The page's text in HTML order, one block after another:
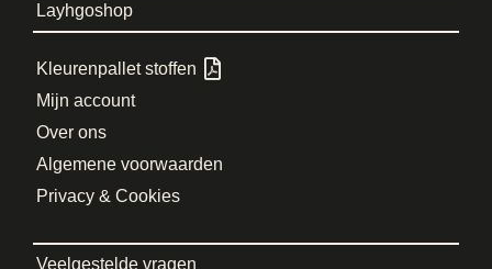
Layhgoshop
Kleurenpallet stoffen
Mijn account
Over ons
Algemene voorwaarden
Privacy & Cookies
Veelgestelde vragen